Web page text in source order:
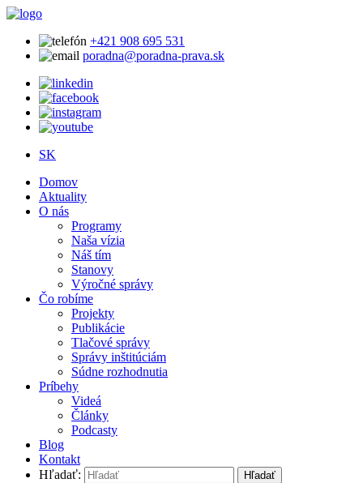
+421 908 695 531
poradna@poradna-prava.sk
SK
Domov
Aktuality
O nás
Programy
Naša vízia
Náš tím
Stanovy
Výročné správy
Čo robíme
Projekty
Publikácie
Tlačové správy
Správy inštitúciám
Súdne rozhodnutia
Príbehy
Videá
Články
Podcasty
Blog
Kontakt
Hľadať: